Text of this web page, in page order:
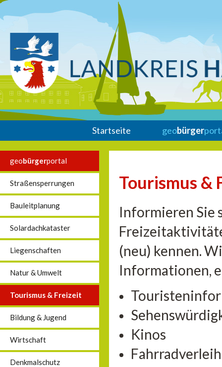
Startseite geobürger
geobürgerportal
Straßensperrungen
Bauleitplanung
Solardachkataster
Liegenschaften
Natur & Umwelt
Tourismus & Freizeit
Bildung & Jugend
Wirtschaft
Denkmalschutz
Tourismus &
Informieren Sie
(neu) kennen.
Informationen,
Kinos